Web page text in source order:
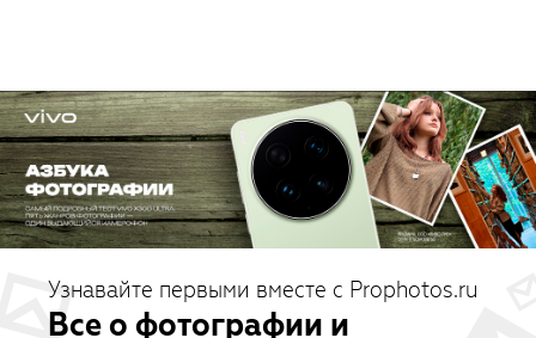
Узнавайте первыми вместе с Prophotos.ru
Все о фотографии и